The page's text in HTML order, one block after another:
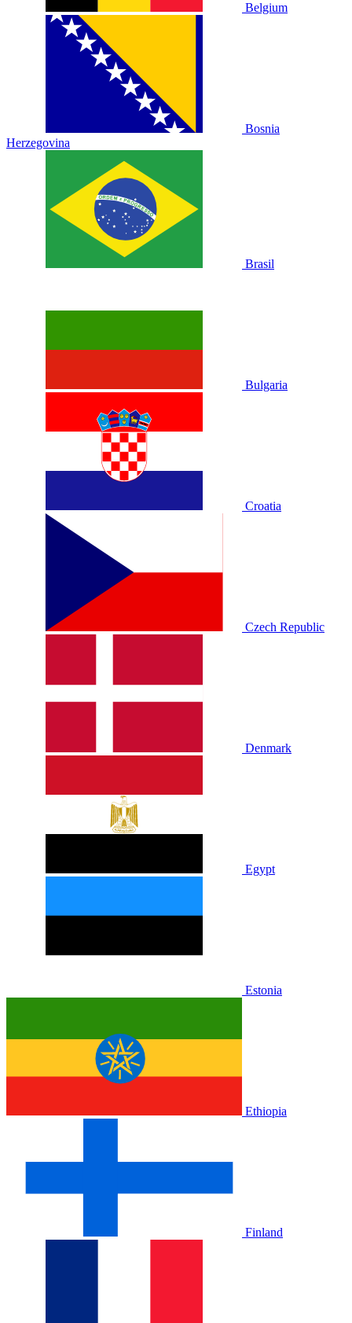
Belgium
Bosnia
Herzegovina
Brasil
Bulgaria
Croatia
Czech Republic
Denmark
Egypt
Estonia
Ethiopia
Finland